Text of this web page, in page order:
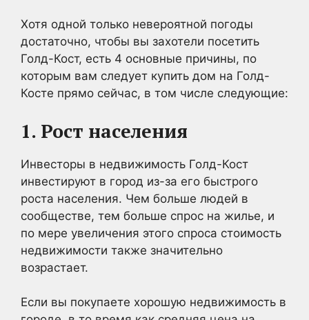
Хотя одной только невероятной погоды
достаточно, чтобы вы захотели посетить
Голд-Кост, есть 4 основные причины, по
которым вам следует купить дом на Голд-
Косте прямо сейчас, в том числе следующие:
1. Рост населения
Инвесторы в недвижимость Голд-Кост
инвестируют в город из-за его быстрого
роста населения. Чем больше людей в
сообществе, тем больше спрос на жилье, и
по мере увеличения этого спроса стоимость
недвижимости также значительно
возрастает.
Если вы покупаете хорошую недвижимость в